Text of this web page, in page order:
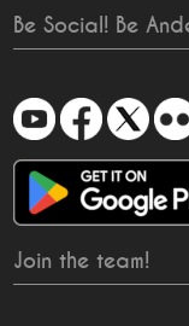
Be Social! Be
Join the team!